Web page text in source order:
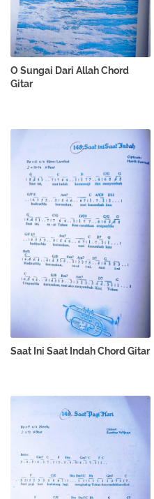
O Sungai Dari Allah Chord
Gitar
Saat Ini Saat Indah Chord Gitar